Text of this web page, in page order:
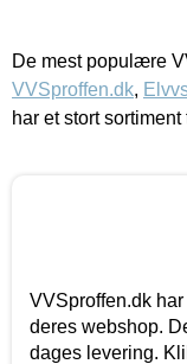
De mest populære
VVSproffen.dk,
har et stort
VVSproffen.dk
deres webshop.
dages levering.